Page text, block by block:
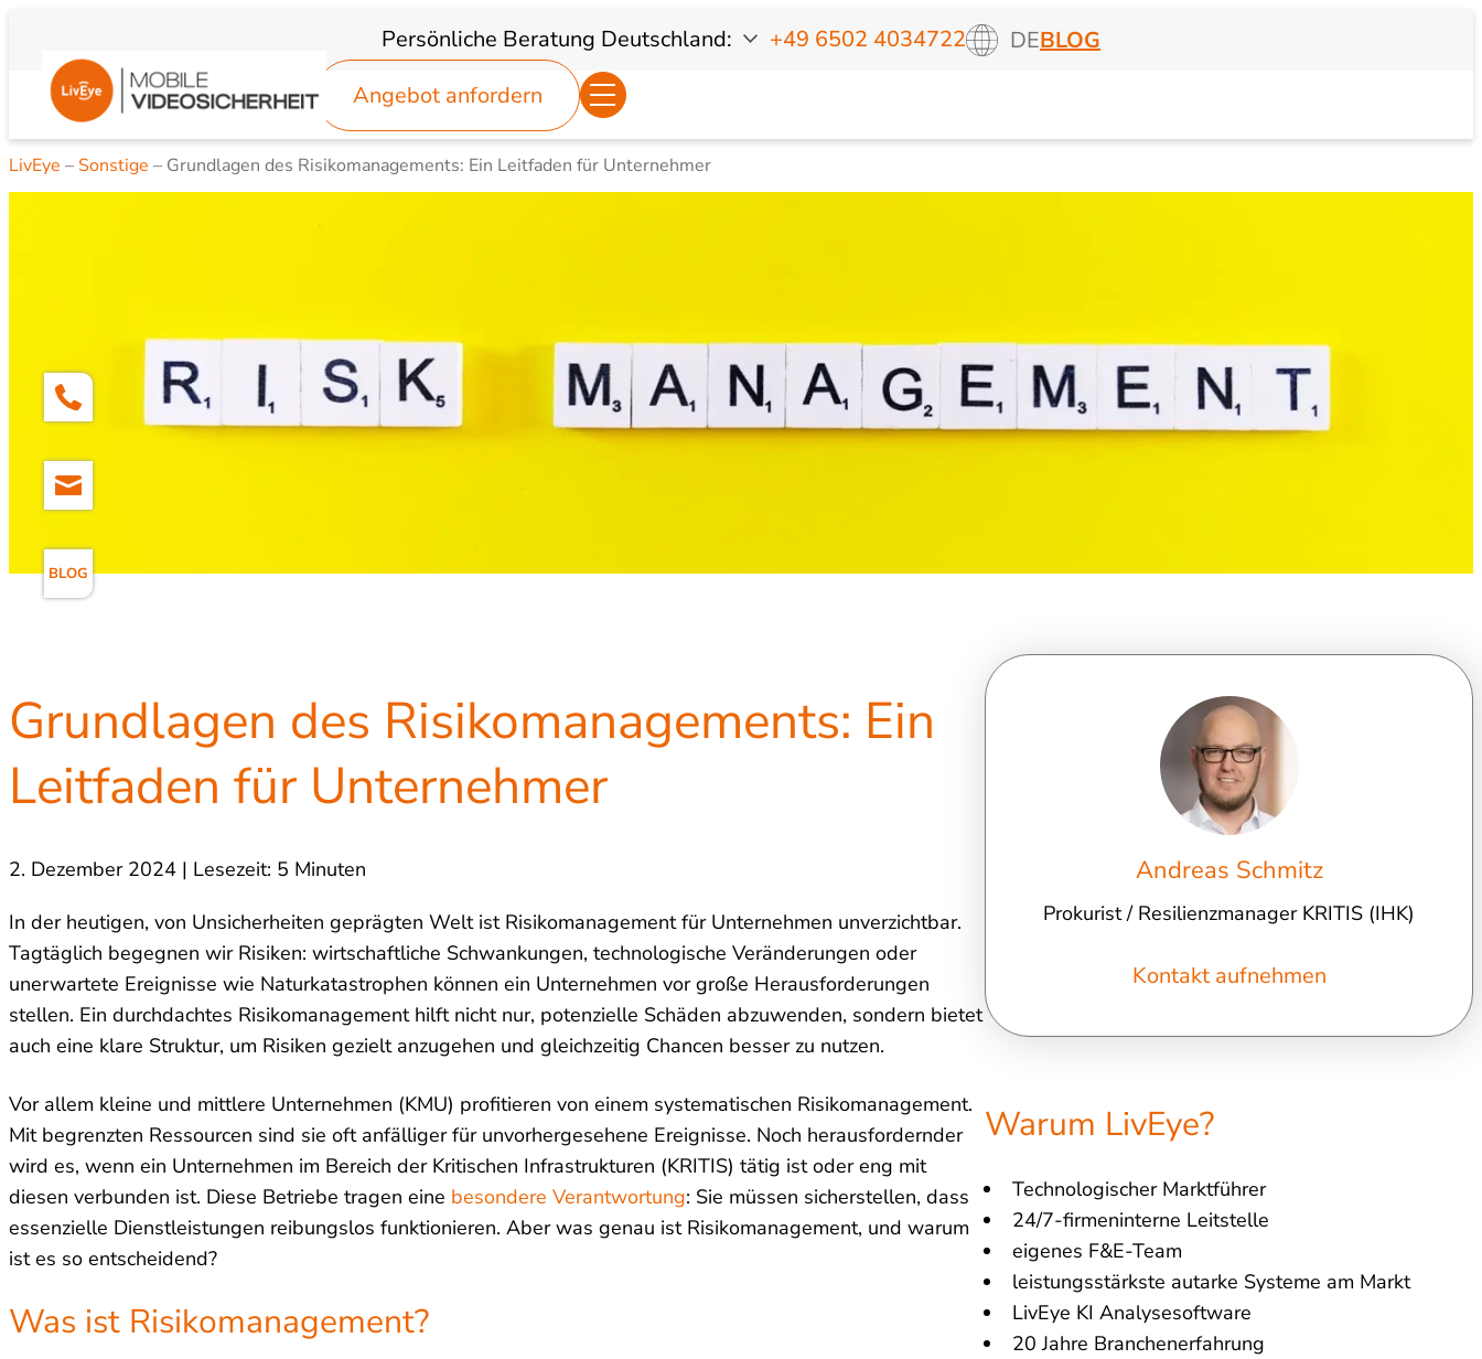
springen
Persönliche Beratung Deutschland: +49 6502 4034722 DEBLOG
Angebot anfordern
BLOG
LivEye – Sonstige – Grundlagen des Risikomanagements: Ein Leitfaden für Unternehmer
Grundlagen des Risikomanagements: Ein
Leitfaden für Unternehmer
2. Dezember 2024 | Lesezeit: 5 Minuten
In der heutigen, von Unsicherheiten geprägten Welt ist Risikomanagement für Unternehmen unverzichtbar.
Tagtäglich begegnen wir Risiken: wirtschaftliche Schwankungen, technologische Veränderungen oder
unerwartete Ereignisse wie Naturkatastrophen können ein Unternehmen vor große Herausforderungen
stellen. Ein durchdachtes Risikomanagement hilft nicht nur, potenzielle Schäden abzuwenden, sondern bietet
auch eine klare Struktur, um Risiken gezielt anzugehen und gleichzeitig Chancen besser zu nutzen.
Vor allem kleine und mittlere Unternehmen (KMU) profitieren von einem systematischen Risikomanagement.
Mit begrenzten Ressourcen sind sie oft anfälliger für unvorhergesehene Ereignisse. Noch herausfordernder
wird es, wenn ein Unternehmen im Bereich der Kritischen Infrastrukturen (KRITIS) tätig ist oder eng mit
diesen verbunden ist. Diese Betriebe tragen eine besondere Verantwortung: Sie müssen sicherstellen, dass
essenzielle Dienstleistungen reibungslos funktionieren. Aber was genau ist Risikomanagement, und warum
ist es so entscheidend?
Was ist Risikomanagement?
Andreas Schmitz
Prokurist / Resilienzmanager KRITIS (IHK)
Kontakt aufnehmen
Warum LivEye?
Technologischer Marktführer
24/7-firmeninterne Leitstelle
eigenes F&E-Team
leistungsstärkste autarke Systeme am Markt
LivEye KI Analysesoftware
20 Jahre Branchenerfahrung